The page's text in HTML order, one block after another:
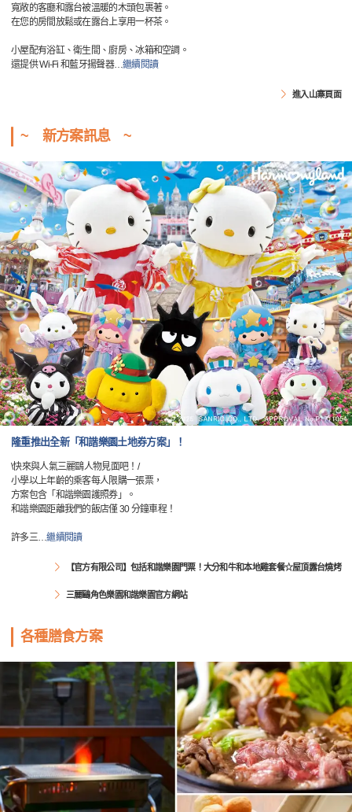
寬敞的客廳和露台被溫暖的木頭包裹著。
在您的房間放鬆或在露台上享用一杯茶。
小屋配有浴缸、衛生間、廚房、冰箱和空調。
還提供 Wi-Fi 和藍牙揚聲器…繼續閱讀
進入山寨頁面
~ 新方案訊息 ~
隆重推出全新「和諧樂園土地券方案」！
\快來與人氣三麗鷗人物見面吧！/
小學以上年齡的乘客每人限購一張票，
方案包含「和諧樂園護照券」。
和諧樂園距離我們的飯店僅 30 分鐘車程！
許多三…繼續閱讀
【官方有限公司】包括和諧樂園門票！大分和牛和本地雞套餐☆屋頂露台燒烤
三麗鷗角色樂園和諧樂園官方網站
各種膳食方案